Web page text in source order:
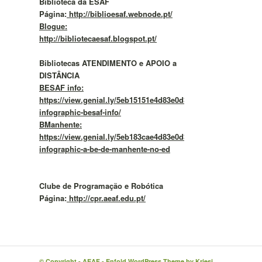
Página: http://biblioesaf.webnode.pt/
Blogue:
http://bibliotecaesaf.blogspot.pt/
Bibliotecas ATENDIMENTO e APOIO a
DISTÂNCIA
BESAF info:
https://view.genial.ly/5eb15151e4d83e0d37f292b4/vertical-
infographic-besaf-info/
BManhente:
https://view.genial.ly/5eb183cae4d83e0d37f2a57c/vertical-
infographic-a-be-de-manhente-no-ed
Clube de Programação e Robótica
Página: http://cpr.aeaf.edu.pt/